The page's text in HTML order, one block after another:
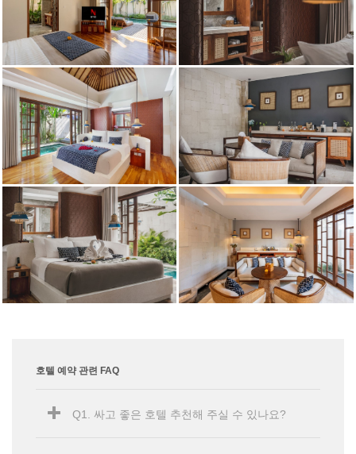
호텔 예약 관련 FAQ
Q1. 싸고 좋은 호텔 추천해 주실 수 있나요?